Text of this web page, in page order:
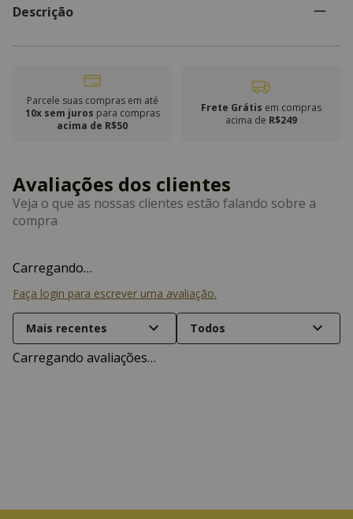
Descrição
Parcele suas compras em até
10x sem juros para compras
acima de R$50
Frete Grátis em compras
acima de R$249
Carregando…
Faça login para escrever uma avaliação.
Mais recentes Todos
Carregando avaliações…